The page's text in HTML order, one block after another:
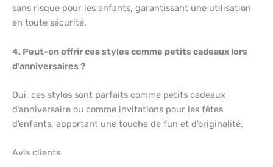
sans risque pour les enfants, garantissant une utilisation
en toute sécurité.
4. Peut-on offrir ces stylos comme petits cadeaux lors
d’anniversaires ?
Oui, ces stylos sont parfaits comme petits cadeaux
d’anniversaire ou comme invitations pour les fêtes
d’enfants, apportant une touche de fun et d’originalité.
Avis clients